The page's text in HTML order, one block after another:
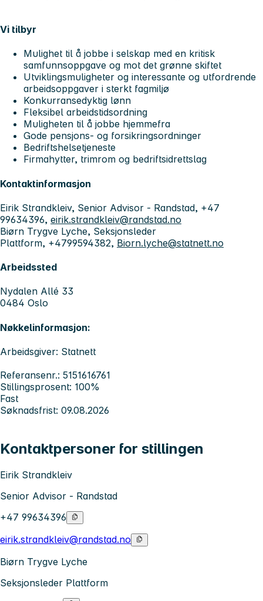
Vi tilbyr
Mulighet til å jobbe i selskap med en kritisk
samfunnsoppgave og mot det grønne skiftet
Utviklingsmuligheter og interessante og utfordrende
arbeidsoppgaver i sterkt fagmiljø
Konkurransedyktig lønn
Fleksibel arbeidstidsordning
Muligheten til å jobbe hjemmefra
Gode pensjons- og forsikringsordninger
Bedriftshelsetjeneste
Firmahytter, trimrom og bedriftsidrettslag
Kontaktinformasjon
Eirik Strandkleiv, Senior Advisor - Randstad, +47
99634396, eirik.strandkleiv@randstad.no
Biørn Trygve Lyche, Seksjonsleder
Plattform, +4799594382, Biorn.lyche@statnett.no
Arbeidssted
Nydalen Allé 33
0484 Oslo
Nøkkelinformasjon:
Arbeidsgiver: Statnett
Referansenr.: 5151616761
Stillingsprosent: 100%
Fast
Søknadsfrist: 09.08.2026
Kontaktpersoner for stillingen
Eirik Strandkleiv
Senior Advisor - Randstad
+47 99634396
eirik.strandkleiv@randstad.no
Biørn Trygve Lyche
Seksjonsleder Plattform